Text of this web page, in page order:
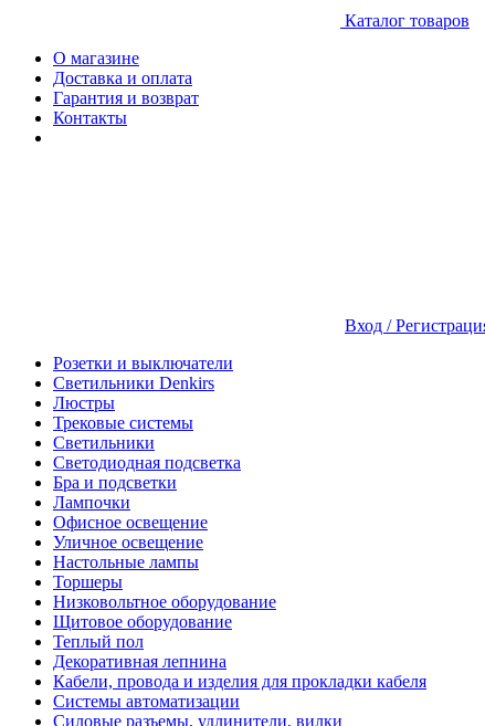
Каталог товаров
О магазине
Доставка и оплата
Гарантия и возврат
Контакты
Вход /
Розетки и выключатели
Светильники Denkirs
Люстры
Трековые системы
Светильники
Светодиодная подсветка
Бра и подсветки
Лампочки
Офисное освещение
Уличное освещение
Настольные лампы
Торшеры
Низковольтное оборудование
Щитовое оборудование
Теплый пол
Декоративная лепнина
Кабели, провода и изделия для прокладки кабеля
Системы автоматизации
Силовые разъемы, удлинители, вилки